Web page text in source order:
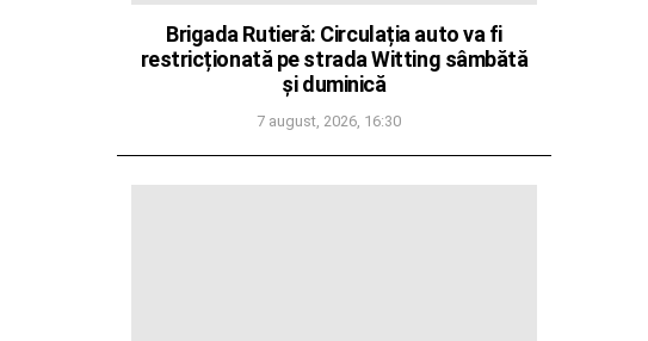
Brigada Rutieră: Circulația auto va fi
restricționată pe strada Witting sâmbătă
și duminică
7 august, 2026, 16:30